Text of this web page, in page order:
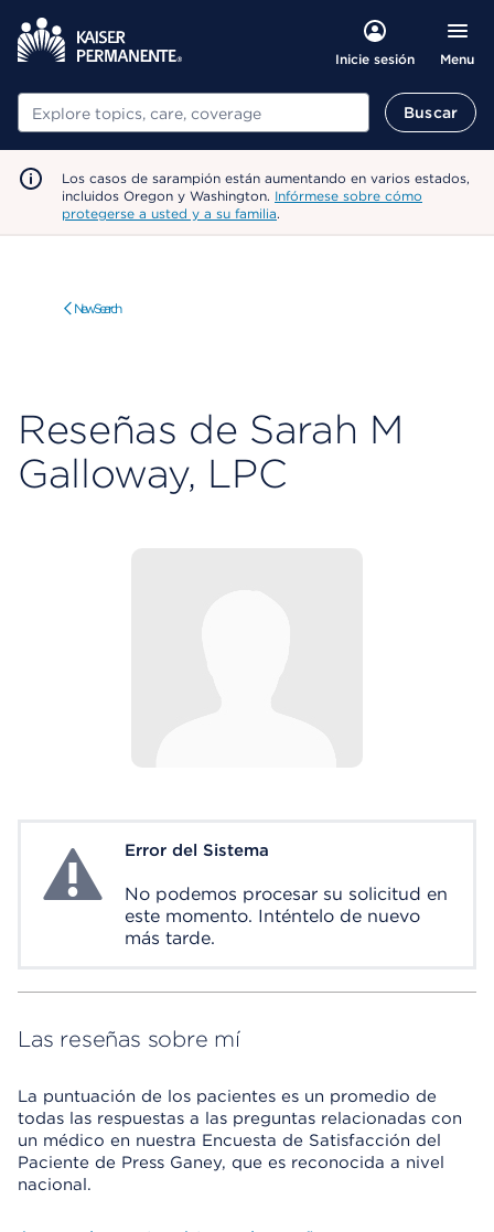
Inicie sesión Menu
Buscar Buscar
Los casos de sarampión están aumentando en varios estados,
incluidos Oregon y Washington. Infórmese sobre cómo
protegerse a usted y a su familia.
New Search
Reseñas de Sarah M
Galloway, LPC
System ErrorError del Sistema
No podemos procesar su solicitud en
este momento. Inténtelo de nuevo
más tarde.
Las reseñas sobre mí
La puntuación de los pacientes es un promedio de
todas las respuestas a las preguntas relacionadas con
un médico en nuestra Encuesta de Satisfacción del
Paciente de Press Ganey, que es reconocida a nivel
nacional.